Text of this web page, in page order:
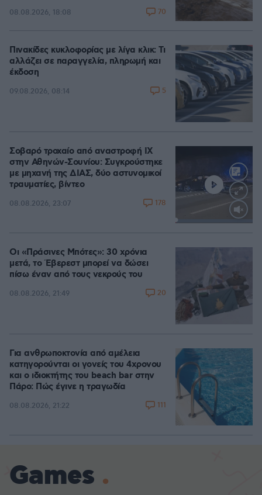
08.08.2026, 18:08 70
Πινακίδες κυκλοφορίας με λίγα κλικ: Τι
αλλάζει σε παραγγελία, πληρωμή και
έκδοση
09.08.2026, 08:14 5
Σοβαρό τροχαίο από αναστροφή ΙΧ
στην Αθηνών-Σουνίου: Συγκρούστηκε
με μηχανή της ΔΙΑΣ, δύο αστυνομικοί
τραυματίες, βίντεο
08.08.2026, 23:07 178
Οι «Πράσινες Μπότες»: 30 χρόνια
μετά, το Έβερεστ μπορεί να δώσει
πίσω έναν από τους νεκρούς του
08.08.2026, 21:49 20
Για ανθρωποκτονία από αμέλεια
κατηγορούνται οι γονείς του 4χρονου
και ο ιδιοκτήτης του beach bar στην
Πάρο: Πώς έγινε η τραγωδία
08.08.2026, 21:22 111
Games